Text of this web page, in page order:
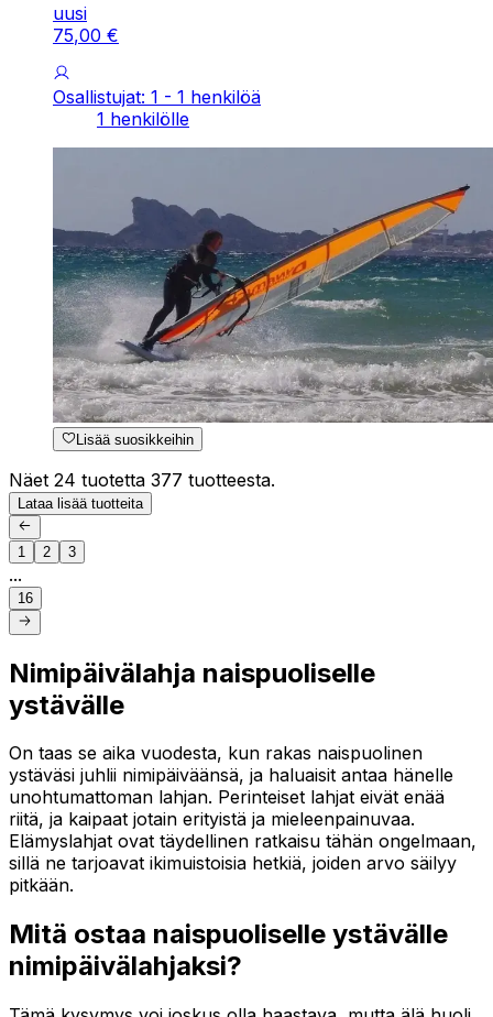
uusi
75,00 €
Osallistujat: 1 - 1 henkilöä
1 henkilölle
Lisää suosikkeihin
Näet 24 tuotetta 377 tuotteesta.
Lataa lisää tuotteita
1 2 3
...
16
Nimipäivälahja naispuoliselle
ystävälle
On taas se aika vuodesta, kun rakas naispuolinen
ystäväsi juhlii nimipäiväänsä, ja haluaisit antaa hänelle
unohtumattoman lahjan. Perinteiset lahjat eivät enää
riitä, ja kaipaat jotain erityistä ja mieleenpainuvaa.
Elämyslahjat ovat täydellinen ratkaisu tähän ongelmaan,
sillä ne tarjoavat ikimuistoisia hetkiä, joiden arvo säilyy
pitkään.
Mitä ostaa naispuoliselle ystävälle
nimipäivälahjaksi?